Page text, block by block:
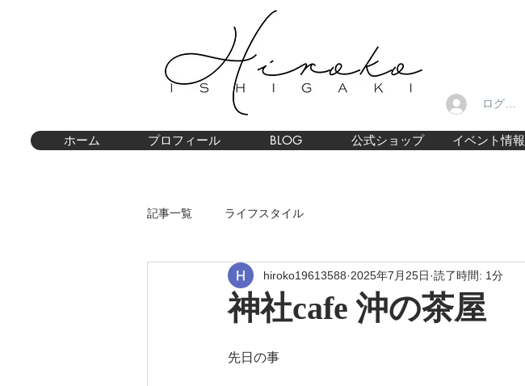
ログイン
ホーム プロフィール BLOG 公式ショップ イベント情報
記事一覧 ライフスタイル
神社cafe 沖の茶屋
hiroko19613588 2025年7月25日 読了時間: 1分
先日の事